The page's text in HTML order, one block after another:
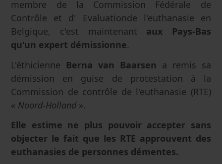
membre de la Commission Fédérale de
Contrôle et d' Evaluationde l'euthanasie en
Belgique, c'est maintenant aux Pays-Bas
qu'un expert démissionne.
L'éthicienne Berna van Baarsen a remis sa
démission en guise de protestation à la
Commission de contrôle de l'euthanasie (RTE)
« Noord-Holland».
Elle estime ne plus pouvoir accepter sans
objecter le fait que les RTE approuvent des
euthanasies de personnes démentes.